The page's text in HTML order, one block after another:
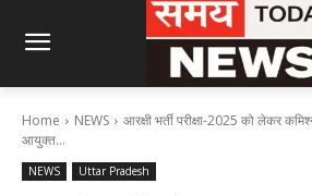
Home NEWS
आरक्षी भर्ती परीक्षा-2025 को लेकर
आयुक्त...
NEWS Uttar Pradesh